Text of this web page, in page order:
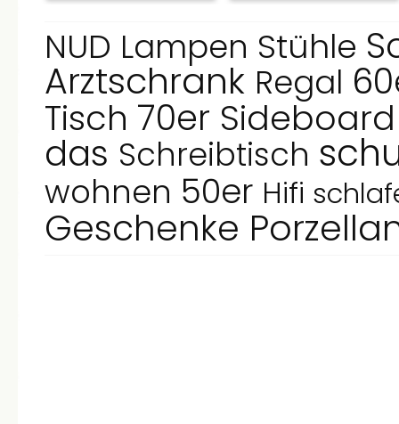
NUD Lampen Stühle
Arztschrank Regal
Tisch 70er
das Schreibtisch
wohnen 50er Hifi
Geschenke